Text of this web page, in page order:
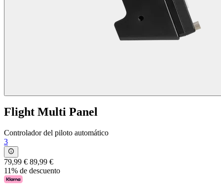
Flight Multi Panel
Controlador del piloto automático
3
79,99 € 89,99 €
11% de descuento